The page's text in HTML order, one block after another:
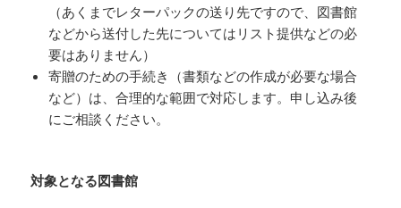
（あくまでレターパックの送り先ですので、図書館
などから送付した先についてはリスト提供などの必
要はありません）
寄贈のための手続き（書類などの作成が必要な場合
など）は、合理的な範囲で対応します。申し込み後
にご相談ください。
対象となる図書館